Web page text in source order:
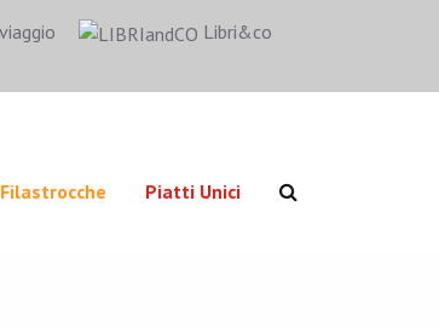
Libri&co
Filastrocche Piatti Unici